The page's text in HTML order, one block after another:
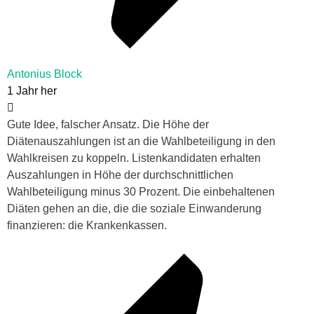
Antonius Block
1 Jahr her
Gute Idee, falscher Ansatz. Die Höhe der
Diätenauszahlungen ist an die Wahlbeteiligung in den
Wahlkreisen zu koppeln. Listenkandidaten erhalten
Auszahlungen in Höhe der durchschnittlichen
Wahlbeteiligung minus 30 Prozent. Die einbehaltenen
Diäten gehen an die, die die soziale Einwanderung
finanzieren: die Krankenkassen.